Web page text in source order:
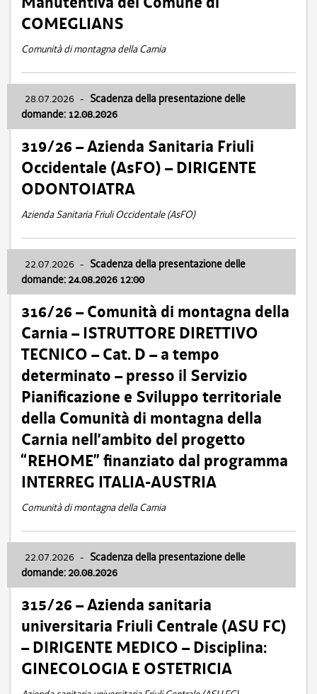
COMEGLIANS
Comunità di montagna della Carnia
28.07.2026 - Scadenza della presentazione delle
domande: 12.08.2026
319/26 – Azienda Sanitaria Friuli
Occidentale (AsFO) – DIRIGENTE
ODONTOIATRA
Azienda Sanitaria Friuli Occidentale (AsFO)
22.07.2026 - Scadenza della presentazione delle
domande: 24.08.2026 12:00
316/26 – Comunità di montagna della
Carnia – ISTRUTTORE DIRETTIVO
TECNICO – Cat. D – a tempo
determinato – presso il Servizio
Pianificazione e Sviluppo territoriale
della Comunità di montagna della
Carnia nell’ambito del progetto
“REHOME” finanziato dal programma
INTERREG ITALIA-AUSTRIA
Comunità di montagna della Carnia
22.07.2026 - Scadenza della presentazione delle
domande: 20.08.2026
315/26 – Azienda sanitaria
universitaria Friuli Centrale (ASU FC)
– DIRIGENTE MEDICO – Disciplina:
GINECOLOGIA E OSTETRICIA